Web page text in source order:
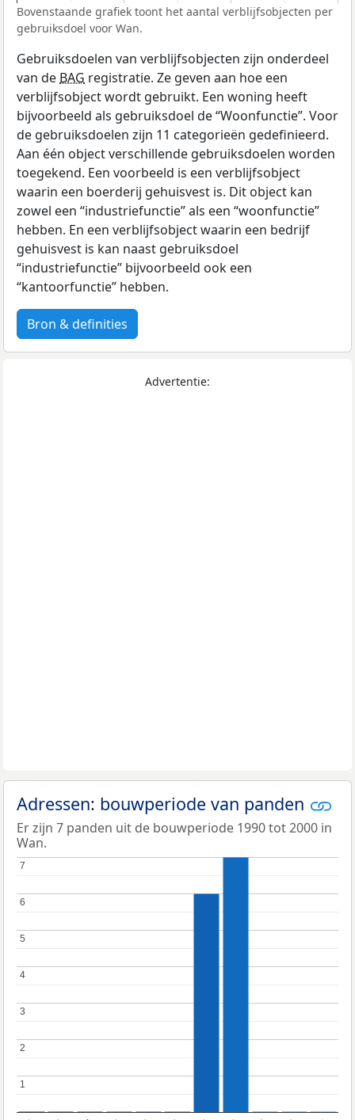
Bovenstaande grafiek toont het aantal verblijfsobjecten per
gebruiksdoel voor Wan.
Gebruiksdoelen van verblijfsobjecten zijn onderdeel
van de BAG registratie. Ze geven aan hoe een
verblijfsobject wordt gebruikt. Een woning heeft
bijvoorbeeld als gebruiksdoel de “Woonfunctie”. Voor
de gebruiksdoelen zijn 11 categorieën gedefinieerd.
Aan één object verschillende gebruiksdoelen worden
toegekend. Een voorbeeld is een verblijfsobject
waarin een boerderij gehuisvest is. Dit object kan
zowel een “industriefunctie” als een “woonfunctie”
hebben. En een verblijfsobject waarin een bedrijf
gehuisvest is kan naast gebruiksdoel
“industriefunctie” bijvoorbeeld ook een
“kantoorfunctie” hebben.
Bron & definities
Advertentie:
Adressen: bouwperiode van panden
Er zijn 7 panden uit de bouwperiode 1990 tot 2000 in
Wan.
1
1
2
2
3
3
4
4
5
5
6
6
7
7